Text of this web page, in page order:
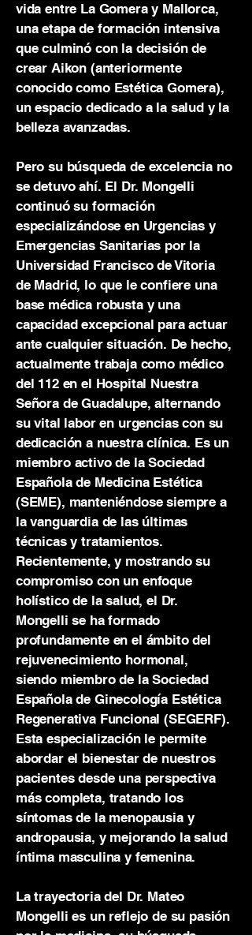
vida entre La Gomera y Mallorca,
una etapa de formación intensiva
que culminó con la decisión de
crear Aikon (anteriormente
conocido como Estética Gomera),
un espacio dedicado a la salud y la
belleza avanzadas.
Pero su búsqueda de excelencia no
se detuvo ahí. El Dr. Mongelli
continuó su formación
especializándose en Urgencias y
Emergencias Sanitarias por la
Universidad Francisco de Vitoria
de Madrid, lo que le confiere una
base médica robusta y una
capacidad excepcional para actuar
ante cualquier situación. De hecho,
actualmente trabaja como médico
del 112 en el Hospital Nuestra
Señora de Guadalupe, alternando
su vital labor en urgencias con su
dedicación a nuestra clínica. Es un
miembro activo de la Sociedad
Española de Medicina Estética
(SEME), manteniéndose siempre a
la vanguardia de las últimas
técnicas y tratamientos.
Recientemente, y mostrando su
compromiso con un enfoque
holístico de la salud, el Dr.
Mongelli se ha formado
profundamente en el ámbito del
rejuvenecimiento hormonal,
siendo miembro de la Sociedad
Española de Ginecología Estética
Regenerativa Funcional (SEGERF).
Esta especialización le permite
abordar el bienestar de nuestros
pacientes desde una perspectiva
más completa, tratando los
síntomas de la menopausia y
andropausia, y mejorando la salud
íntima masculina y femenina.
La trayectoria del Dr. Mateo
Mongelli es un reflejo de su pasión